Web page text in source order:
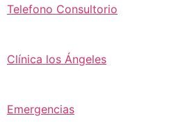
Telefono Consultorio
Clínica los Ángeles
Emergencias